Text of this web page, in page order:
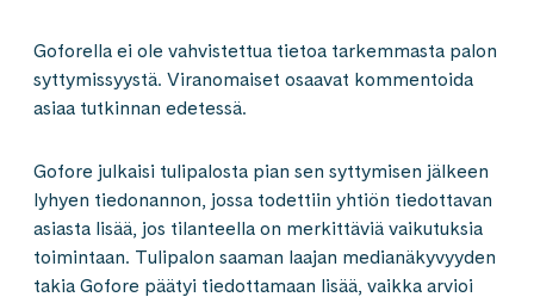
Goforella ei ole vahvistettua tietoa tarkemmasta palon
syttymissyystä. Viranomaiset osaavat kommentoida
asiaa tutkinnan edetessä.
Gofore julkaisi tulipalosta pian sen syttymisen jälkeen
lyhyen tiedonannon, jossa todettiin yhtiön tiedottavan
asiasta lisää, jos tilanteella on merkittäviä vaikutuksia
toimintaan. Tulipalon saaman laajan medianäkyvyyden
takia Gofore päätyi tiedottamaan lisää, vaikka arvioi